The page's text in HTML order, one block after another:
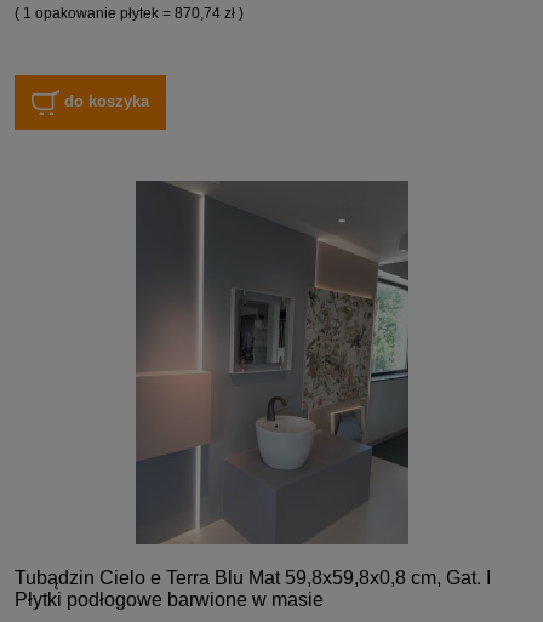
( 1 opakowanie płytek = 870,74 zł )
do koszyka
Tubądzin Cielo e Terra Blu Mat 59,8x59,8x0,8 cm, Gat. I
Płytki podłogowe barwione w masie